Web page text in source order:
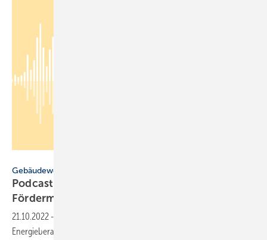
Gebäudewende
Podcast: Energieberatung ist mehr als
Fördermittelservice
21.10.2022 -
Energieberaters mit Expert*innen über Themen rund um